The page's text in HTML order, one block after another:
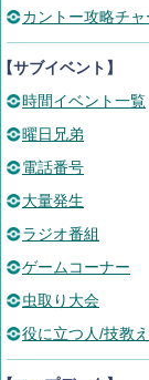
カントー攻略チャ
サブイベント】
時間イベント一覧
曜日兄弟
電話番号
大量発生
ラジオ番組
ゲームコーナー
虫取り大会
役に立つ人/技教え